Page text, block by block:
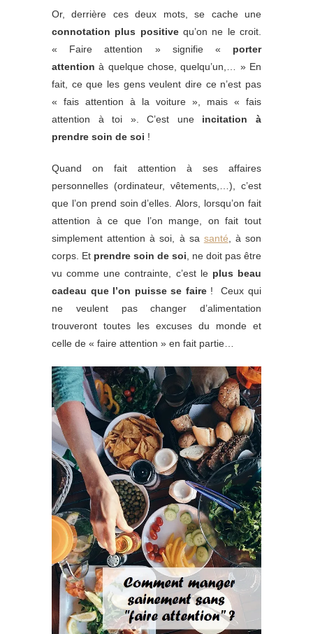
Or, derrière ces deux mots, se cache une
connotation plus positivequ’on ne le croit.
« Faire attention » signifie « porter
attention à quelque chose, quelqu’un,… » En
fait, ce que les gens veulent dire ce n’est pas
« fais attention à la voiture », mais « fais
attention à toi ». C’est une incitation à
prendre soin de soi !
Quand on fait attention à ses affaires
personnelles (ordinateur, vêtements,…), c’est
que l’on prend soin d’elles. Alors, lorsqu’on fait
attention à ce que l’on mange, on fait tout
simplement attention à soi, à sa santé , à son
corps. Et prendre soin de soi , ne doit pas être
vu comme une contrainte, c’est le plus beau
cadeau que l’on puisse se faire! Ceux qui
ne veulent pas changer d’alimentation
trouveront toutes les excuses du monde et
celle de « faire attention » en fait partie…